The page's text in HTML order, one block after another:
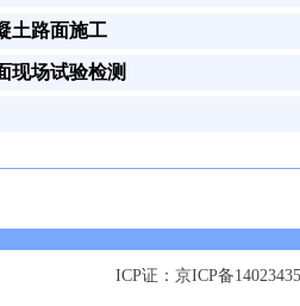
土路面施工
场试验检测
ICP证：京ICP备